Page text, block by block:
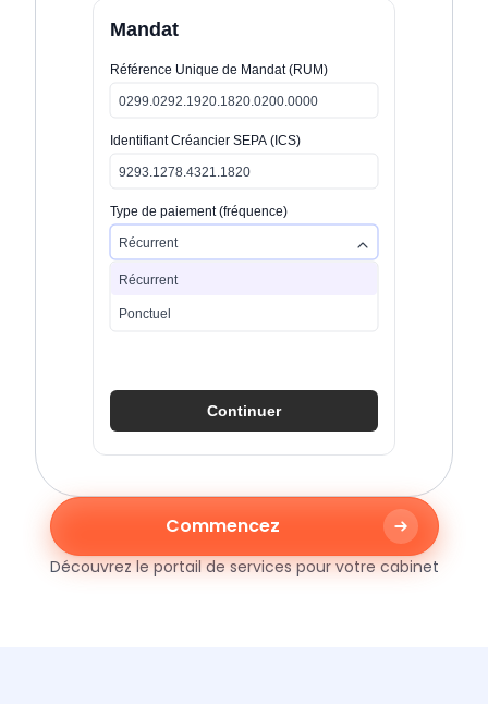
Mandat
Référence Unique de Mandat (RUM)
0299.0292.1920.1820.0200.0000
Identifiant Créancier SEPA (ICS)
9293.1278.4321.1820
Type de paiement (fréquence)
Récurrent
Récurrent
Ponctuel
Continuer
Commencez
Découvrez le portail de services pour votre cabinet